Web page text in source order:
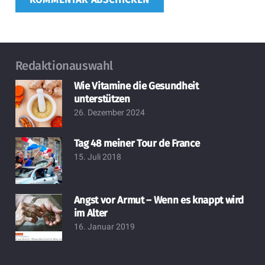
Redaktionauswahl
Wie Vitamine die Gesundheit
unterstützen
26. Dezember 2024
Tag 48 meiner Tour de France
15. Juli 2018
Angst vor Armut – Wenn es knappt wird
im Alter
16. Januar 2019